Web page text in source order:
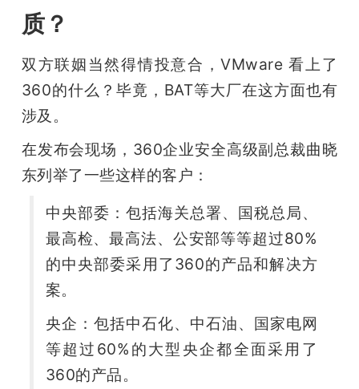
质？
双方联姻当然得情投意合，VMware 看上了
360的什么？毕竟，BAT等大厂在这方面也有
涉及。
在发布会现场，360企业安全高级副总裁曲晓
东列举了一些这样的客户：
中央部委：包括海关总署、国税总局、
最高检、最高法、公安部等等超过80%
的中央部委采用了360的产品和解决方
案。
央企：包括中石化、中石油、国家电网
等超过60%的大型央企都全面采用了
360的产品。